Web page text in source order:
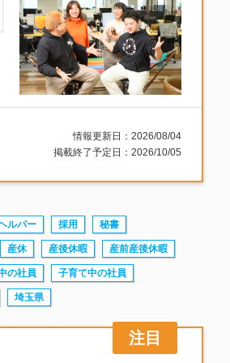
情報更新日：2026/08/04
掲載終了予定日：2026/10/05
ルパー 採用 秘書
産休 産後休暇 産前産後休暇
の社員 子育て中の社員
埼玉県